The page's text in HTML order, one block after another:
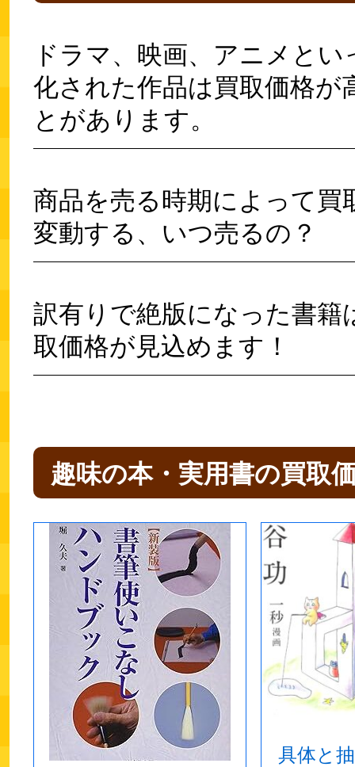
ドラマ、映画、アニメとい
化された作品は買取価格が
とがあります。
商品を売る時期によって買
変動する、いつ売るの？
訳有りで絶版になった書籍
取価格が見込めます！
趣味の本・実用書の買取
具体と